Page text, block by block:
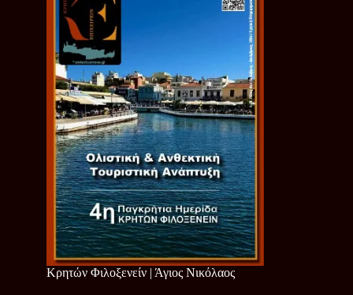
Κρητών Φιλοξενείν | Άγιος Νικόλαος